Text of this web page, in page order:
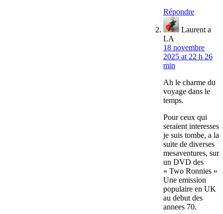
Répondre
Laurent a
LA
18 novembre
2025 at 22 h 26
min
Ah le charme du
voyage dans le
temps.
Pour ceux qui
seraient interesses
je suis tombe, a la
suite de diverses
mesaventures, sur
un DVD des
« Two Ronnies »
Une emission
populaire en UK
au debut des
annees 70.